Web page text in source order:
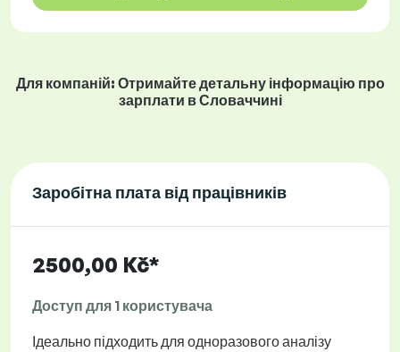
Для компаній: Отримайте детальну інформацію про
зарплати в Словаччині
Заробітна плата від працівників
2500,00 Kč*
Доступ для 1 користувача
Ідеально підходить для одноразового аналізу